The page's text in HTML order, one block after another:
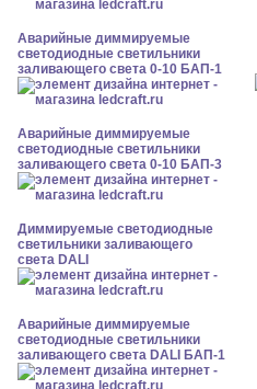
Аварийные диммируемые
светодиодные светильники
заливающего света 0-10 БАП-1
Аварийные диммируемые
светодиодные светильники
заливающего света 0-10 БАП-3
Диммируемые светодиодные
светильники заливающего
света DALI
Аварийные диммируемые
светодиодные светильники
заливающего света DALI БАП-1